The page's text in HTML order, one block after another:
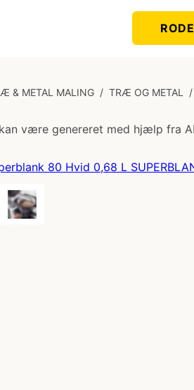
& METAL MALING / TRÆ OG METAL /
være genereret med hjælp fra